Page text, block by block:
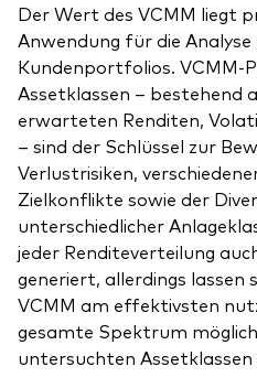
Der Wert des VCMM liegt
Anwendung für die
Kundenportfolios. VCMM-
Assetklassen – bestehend
erwarteten Renditen,
– sind der Schlüssel zur
Verlustrisiken,
Zielkonflikte sowie der
unterschiedlicher
jeder Renditeverteilung
generiert, allerdings lassen
VCMM am effektivsten
gesamte Spektrum
untersuchten